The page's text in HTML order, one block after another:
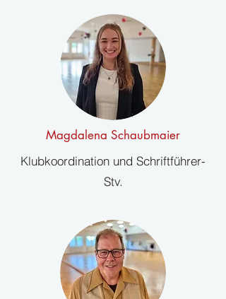
Magdalena Schaubmaier
Klubkoordination und Schriftführer-
Stv.